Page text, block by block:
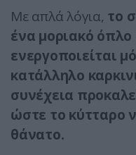
Με απλά λόγια, το
ένα μοριακό όπλο
ενεργοποιείται
κατάλληλο
συνέχεια
ώστε το κύτταρο
θάνατο.